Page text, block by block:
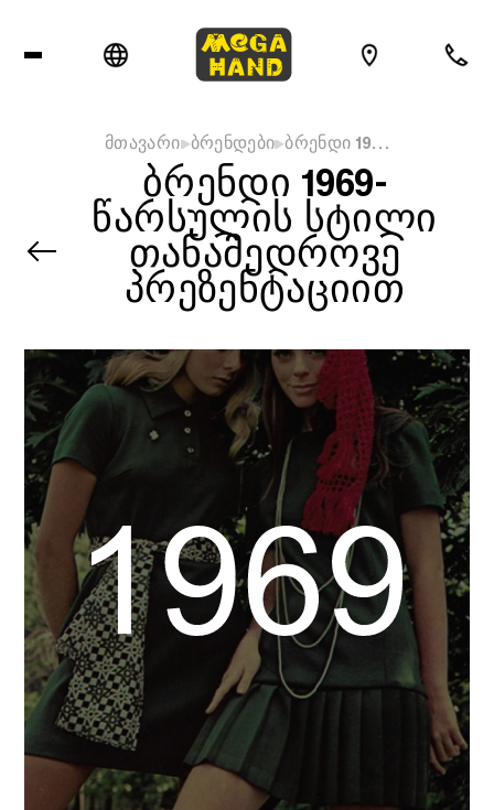
მთავარი ბრენდები ბრენდი 19…
ᲑᲠᲔᲜᲓᲘ 1969-
ᲬᲐᲠᲡᲣᲚᲘᲡ ᲡᲢᲘᲚᲘ
ᲗᲐᲜᲐᲛᲔᲓᲠᲝᲕᲔ
ᲞᲠᲔᲖᲔᲜᲢᲐᲪᲘᲘᲗ